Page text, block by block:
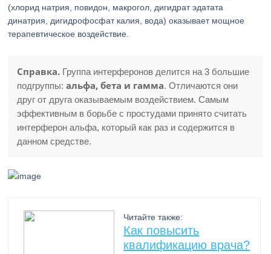
(хлорид натрия, повидон, макрогол, дигидрат эдатата
динатрия, дигидрофосфат калия, вода) оказывает мощное
терапевтическое воздействие.
Справка. Группа интерферонов делится на 3 большие
подгруппы:альфа, бета и гамма. Отличаются они
друг от друга оказываемым воздействием. Самым
эффективным в борьбе с простудами принято считать
интерферон альфа, который как раз и содержится в
данном средстве.
Читайте также:
Как повысить
квалификацию врача?